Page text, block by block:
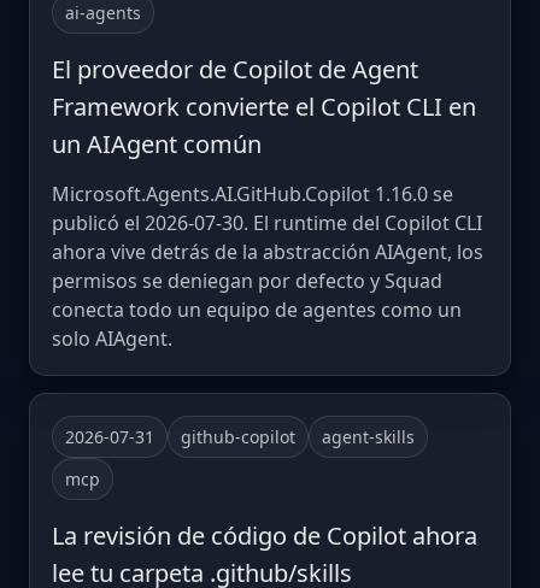
ai-agents
El proveedor de Copilot de Agent
Framework convierte el Copilot CLI en
un AIAgent común
Microsoft.Agents.AI.GitHub.Copilot 1.16.0 se
publicó el 2026-07-30. El runtime del Copilot CLI
ahora vive detrás de la abstracción AIAgent, los
permisos se deniegan por defecto y Squad
conecta todo un equipo de agentes como un
solo AIAgent.
2026-07-31 github-copilot
agent-skills
mcp
La revisión de código de Copilot ahora
lee tu carpeta .github/skills